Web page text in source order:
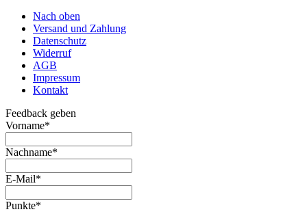
Nach oben
Versand und Zahlung
Datenschutz
Widerruf
AGB
Impressum
Kontakt
Feedback geben
Vorname*
Nachname*
E-Mail*
Punkte*